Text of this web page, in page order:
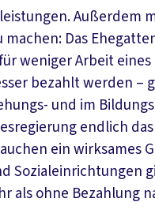
Außerdem
Das
weniger Arbeit
bezahlt werden –
und im
endlich
ein wirksames
Sozialeinrichtungen
als ohne Bezahlung